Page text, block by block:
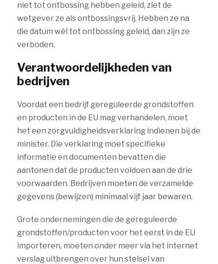
niet tot ontbossing hebben geleid, ziet de
wetgever ze als ontbossingsvrij. Hebben ze na
die datum wél tot ontbossing geleid, dan zijn ze
verboden.
Verantwoordelijkheden van
bedrijven
Voordat een bedrijf gereguleerde grondstoffen
en producten in de EU mag verhandelen, moet
het een zorgvuldigheidsverklaring indienen bij de
minister. Die verklaring moet specifieke
informatie en documenten bevatten die
aantonen dat de producten voldoen aan de drie
voorwaarden. Bedrijven moeten de verzamelde
gegevens (bewijzen) minimaal vijf jaar bewaren.
Grote ondernemingen die de gereguleerde
grondstoffen/producten voor het eerst in de EU
importeren, moeten onder meer via het internet
verslag uitbrengen over hun stelsel van